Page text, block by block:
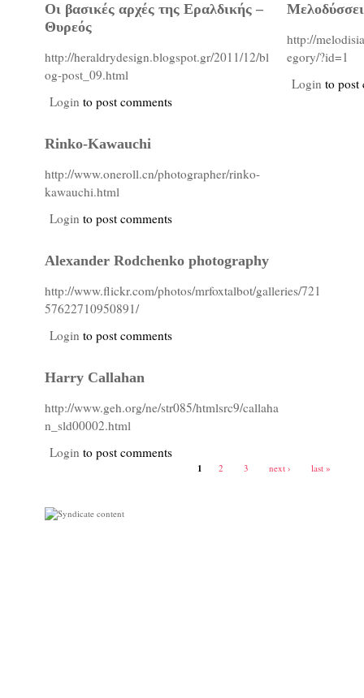
Οι βασικές αρχές της Εραλδικής –
Θυρεός
http://heraldrydesign.blogspot.gr/2011/12/bl
og-post_09.html
Login to post comments
http://
egory/?id=1
Login to post
Rinko-Kawauchi
http://www.oneroll.cn/photographer/rinko-
kawauchi.html
Login to post comments
Alexander Rodchenko photography
http://www.flickr.com/photos/mrfoxtalbot/galleries/721
57622710950891/
Login to post comments
Harry Callahan
http://www.geh.org/ne/str085/htmlsrc9/callaha
n_sld00002.html
Login to post comments
1 2 3 next › last »